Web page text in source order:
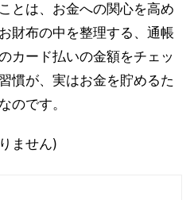
とは、お金への関心を高め
財布の中を整理する、通帳
カード払いの金額をチェッ
慣が、実はお金を貯めるた
のです。
ません)